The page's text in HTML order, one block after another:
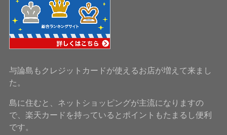
与論島もクレジットカードが使えるお店が増えて来まし
た。
島に住むと、ネットショッピングが主流になりますの
で、楽天カードを持っているとポイントもたまるし便利
です。